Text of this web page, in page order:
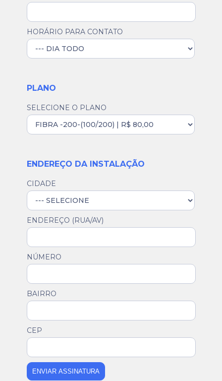
HORÁRIO PARA CONTATO
PLANO
SELECIONE O PLANO
ENDEREÇO DA INSTALAÇÃO
CIDADE
ENDEREÇO (RUA/AV)
NÚMERO
BAIRRO
CEP
ENVIAR ASSINATURA